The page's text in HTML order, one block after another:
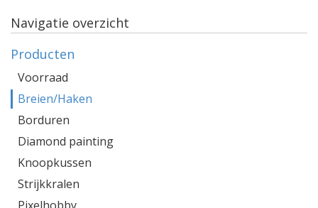
Navigatie overzicht
Producten
Voorraad
Breien/Haken
Borduren
Diamond painting
Knoopkussen
Strijkkralen